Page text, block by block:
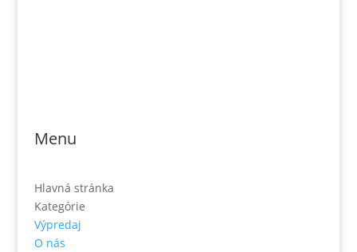
Menu
Hlavná stránka
Kategórie
Výpredaj
O nás